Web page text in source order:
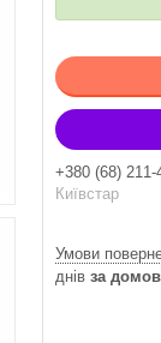
+380 (68) 211-
Київстар
днів за